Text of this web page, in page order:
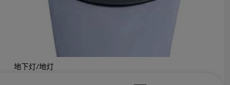
地下灯/地灯